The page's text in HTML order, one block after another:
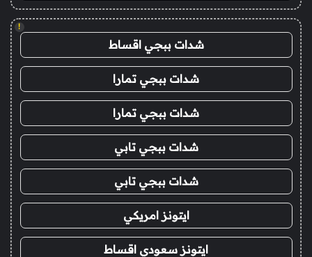
!
شدات ببجي اقساط
شدات ببجي تمارا
شدات ببجي تمارا
شدات ببجي تابي
شدات ببجي تابي
ايتونز امريكي
ايتونز سعودي اقساط